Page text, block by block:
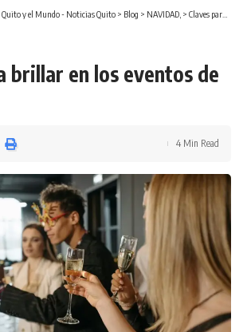
y el Mundo - Noticias Quito > Blog > NAVIDAD, > Claves para brillar en los eventos de fin de año
brillar en los eventos de
4 Min Read